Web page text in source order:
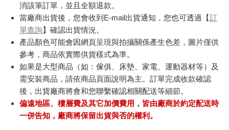
消該筆訂單，並且全額退款。
當廠商出貨後，您會收到E-mail出貨通知，您也可透過【訂
單查詢】確認出貨情況。
產品顏色可能會因網頁呈現與拍攝關係產生色差，圖片僅供
參考，商品依實際供貨樣式為準。
如果是大型商品（如：傢俱、床墊、家電、運動器材等）及
需安裝商品，請依商品頁面說明為主。訂單完成收款確認
後，出貨廠商將會和您聯繫確認相關配送等細節。
偏遠地區、樓層費及其它加價費用，皆由廠商於約定配送時
一併告知，廠商將保留出貨與否的權利。